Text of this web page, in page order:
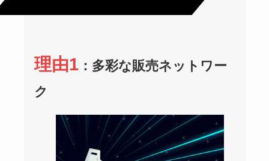
理由1 ：多彩な販売ネットワー
ク